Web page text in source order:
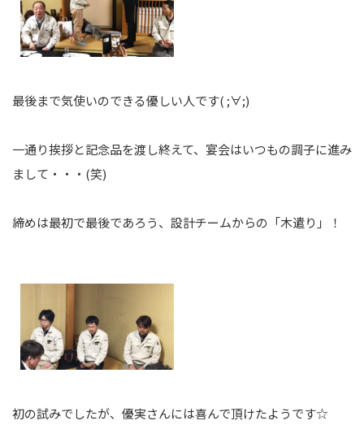
最後まで気使いのできる優しい人です( ;∀;)
一通り挨拶と記念品を渡し終えて、宴会はいつもの調子に進み
まして・・・(笑)
締めは最初で最後であろう、設計チームからの「木遣り」！
初の試みでしたが、優実さんには喜んで頂けたようです☆